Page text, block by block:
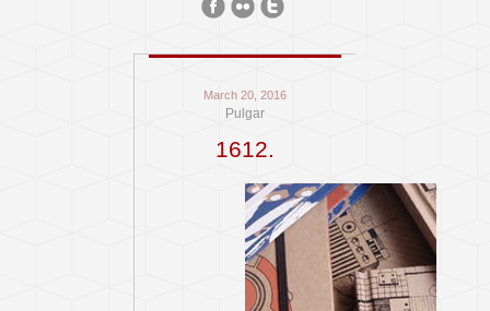
March 20, 2016
Pulgar
1612.